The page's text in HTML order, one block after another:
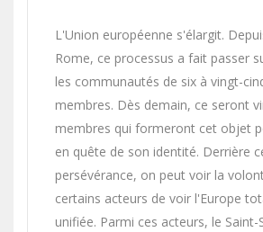
L'Union européenne s'élargit.
Rome, ce processus a fait passer
les communautés de six à vingt-
membres. Dès demain, ce seront
membres qui formeront cet objet
en quête de son identité. Derrière
persévérance, on peut voir la
certains acteurs de voir l'Europe
unifiée. Parmi ces acteurs, le Saint-